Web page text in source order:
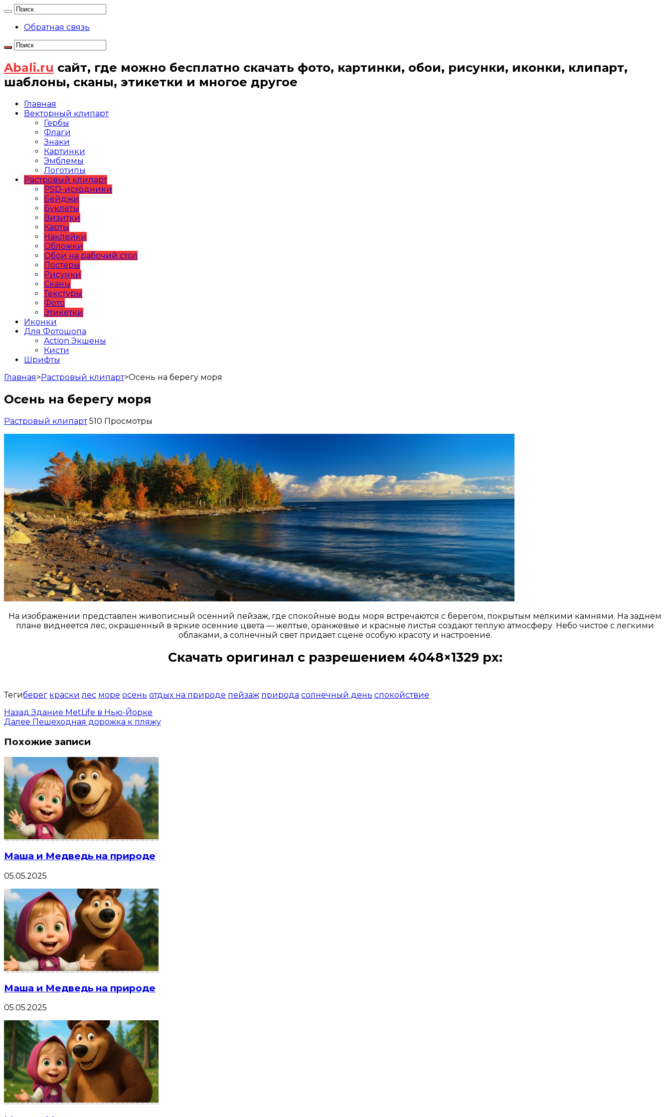
Обратная связь
Abali.ru сайт, где можно бесплатно скачать фото, картинки, обои, рисунки, иконки, клипарт,
шаблоны, сканы, этикетки и многое другое
Главная
Векторный клипарт
Гербы
Флаги
Знаки
Картинки
Эмблемы
Логотипы
Растровый клипарт
PSD-исходники
Бейджи
Буклеты
Визитки
Карты
Наклейки
Обложки
Обои на рабочий стол
Постеры
Рисунки
Сканы
Текстуры
Фото
Этикетки
Иконки
Для Фотошопа
Action Экшены
Кисти
Шрифты
Главная>Растровый клипарт>Осень на берегу моря
Осень на берегу моря
Растровый клипарт 510 Просмотры
На изображении представлен живописный осенний пейзаж, где спокойные воды моря встречаются с берегом, покрытым мелкими камнями. На заднем
плане виднеется лес, окрашенный в яркие осенние цвета — желтые, оранжевые и красные листья создают теплую атмосферу. Небо чистое с легкими
облаками, а солнечный свет придает сцене особую красоту и настроение.
Скачать оригинал с разрешением 4048×1329 px:
Тегиберег краски лес море осень отдых на природе пейзаж природа солнечный день спокойствие
Назад Здание MetLife в Нью-Йорке
Далее Пешеходная дорожка к пляжу
Похожие записи
Маша и Медведь на природе
05.05.2025
Маша и Медведь на природе
05.05.2025